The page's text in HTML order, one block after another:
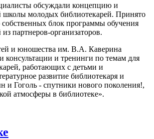
обсуждали концепцию и
школы молодых библиотекарей. Принято
блок программы обучения
партнеров-организаторов.
и юношества им. В.А. Каверина
консультации и тренинги по темам для
работающих с детьми и
развитие библиотекаря и
и Гоголь - спутники нового поколения!,
атмосферы в библиотеке».